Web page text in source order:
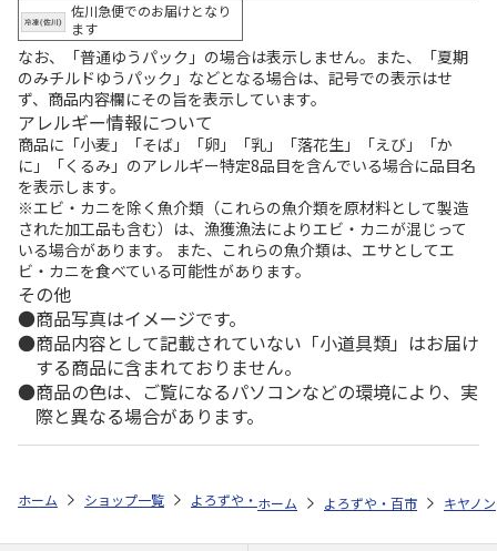
佐川急便でのお届けとなり
ます
なお、「普通ゆうパック」の場合は表示しません。また、「夏期
のみチルドゆうパック」などとなる場合は、記号での表示はせ
ず、商品内容欄にその旨を表示しています。
アレルギー情報について
商品に「小麦」「そば」「卵」「乳」「落花生」「えび」「か
に」「くるみ」のアレルギー特定8品目を含んでいる場合に品目名
を表示します。
※エビ・カニを除く魚介類（これらの魚介類を原材料として製造
された加工品も含む）は、漁獲漁法によりエビ・カニが混じって
いる場合があります。 また、これらの魚介類は、エサとしてエ
ビ・カニを食べている可能性があります。
その他
商品写真はイメージです。
商品内容として記載されていない「小道具類」はお届け
する商品に含まれておりません。
商品の色は、ご覧になるパソコンなどの環境により、実
際と異なる場合があります。
ホーム ショップ一覧 よろずや・百市 エコリカ キヤノン ＢＣＩ－
ホーム よろずや・百市 キヤノン